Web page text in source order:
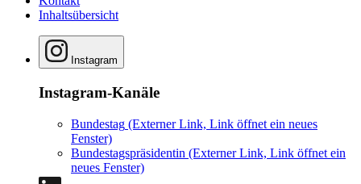
Inhaltsübersicht
Instagram
Instagram-Kanäle
Bundestag (Externer Link, Link öffnet ein neues
Fenster)
Bundestagspräsidentin (Externer Link, Link öffnet ein
neues Fenster)